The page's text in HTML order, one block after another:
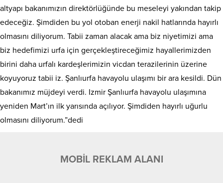
altyapı bakanımızın direktörlüğünde bu meseleyi yakından takip
edeceğiz. Şimdiden bu yol otoban enerji nakil hatlarında hayırlı
olmasını diliyorum. Tabii zaman alacak ama biz niyetimizi ama
biz hedefimizi urfa için gerçekleştireceğimiz hayallerimizden
birini daha urfalı kardeşlerimizin vicdan terazilerinin üzerine
koyuyoruz tabii iz. Şanlıurfa havayolu ulaşımı bir ara kesildi. Dün
bakanımız müjdeyi verdi. Izmir Şanlıurfa havayolu ulaşımına
yeniden Mart’ın ilk yarısında açılıyor. Şimdiden hayırlı uğurlu
olmasını diliyorum.”dedi
MOBİL REKLAM ALANI